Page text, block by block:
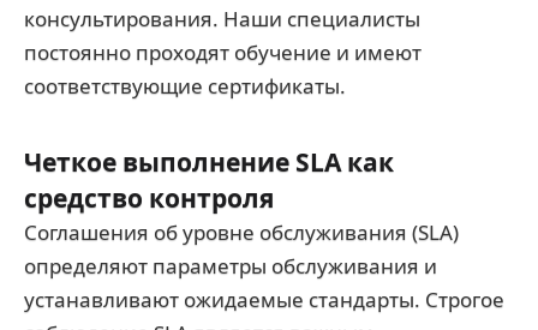
консультирования. Наши специалисты
постоянно проходят обучение и имеют
соответствующие сертификаты.
Четкое выполнение SLA как
средство контроля
Соглашения об уровне обслуживания (SLA)
определяют параметры обслуживания и
устанавливают ожидаемые стандарты. Строгое